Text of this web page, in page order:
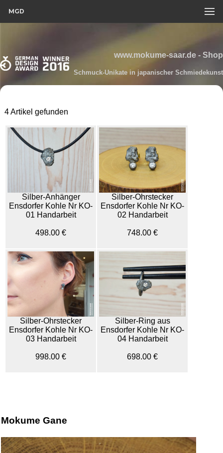
MGD
www.mokume-saar.de - Shop
Schmuck-Unikate in japanischer Schmiedekunst
4 Artikel gefunden
Silber-Anhänger
Ensdorfer Kohle Nr KO-
01 Handarbeit
498.00 €
Silber-Ohrstecker
Ensdorfer Kohle Nr KO-
02 Handarbeit
748.00 €
Silber-Ohrstecker
Ensdorfer Kohle Nr KO-
03 Handarbeit
998.00 €
Silber-Ring aus
Ensdorfer Kohle Nr KO-
04 Handarbeit
698.00 €
Mokume Gane